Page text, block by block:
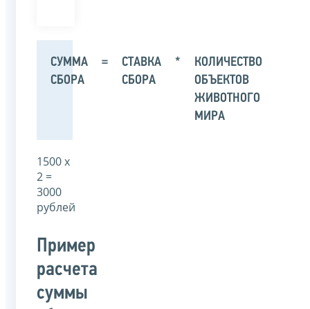
СУММА
СБОРА
=
СТАВКА
СБОРА
*
КОЛИЧЕСТВО
ОБЪЕКТОВ
ЖИВОТНОГО
МИРА
1500 х
2 =
3000
рублей
Пример
расчета
суммы